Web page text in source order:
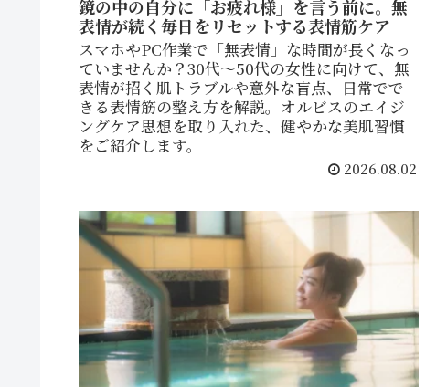
鏡の中の自分に「お疲れ様」を言う前に。無
表情が続く毎日をリセットする表情筋ケア
スマホやPC作業で「無表情」な時間が長くなっ
ていませんか？30代〜50代の女性に向けて、無
表情が招く肌トラブルや意外な盲点、日常でで
きる表情筋の整え方を解説。オルビスのエイジ
ングケア思想を取り入れた、健やかな美肌習慣
をご紹介します。
2026.08.02